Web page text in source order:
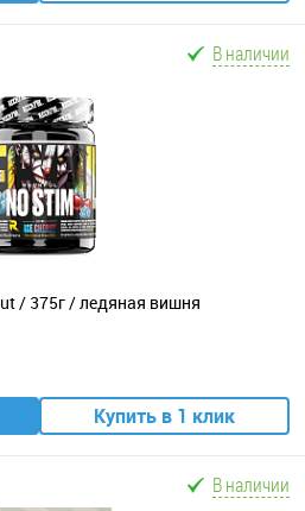
В наличии
/ 375г / ледяная вишня
Купить в 1 клик
В наличии